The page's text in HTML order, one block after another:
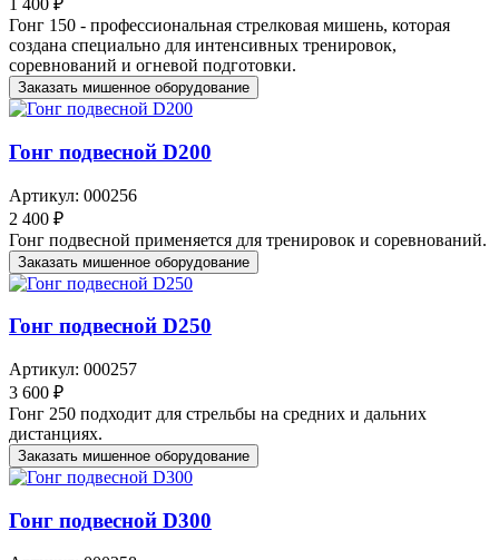
1 400 ₽
Гонг 150 - профессиональная стрелковая мишень, которая
создана специально для интенсивных тренировок,
соревнований и огневой подготовки.
Заказать мишенное оборудование
Гонг подвесной D200
Артикул: 000256
2 400 ₽
Гонг подвесной применяется для тренировок и соревнований.
Заказать мишенное оборудование
Гонг подвесной D250
Артикул: 000257
3 600 ₽
Гонг 250 подходит для стрельбы на средних и дальних
дистанциях.
Заказать мишенное оборудование
Гонг подвесной D300